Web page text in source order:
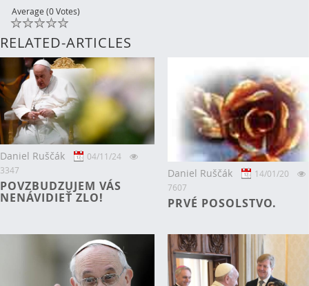
Average (0 Votes)
RELATED-ARTICLES
Daniel Ruščák
04/11/24
3347
POVZBUDZUJEM VÁS
NENÁVIDIEŤ ZLO!
Daniel Ruščák
14/01/20
7607
PRVÉ POSOLSTVO.